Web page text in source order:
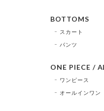
BOTTOMS
スカート
パンツ
ONE PIECE /
ワンピース
オールインワン